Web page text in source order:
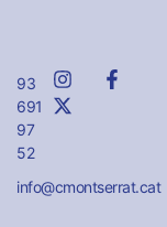
93
691
97
52
info@cmontserrat.cat